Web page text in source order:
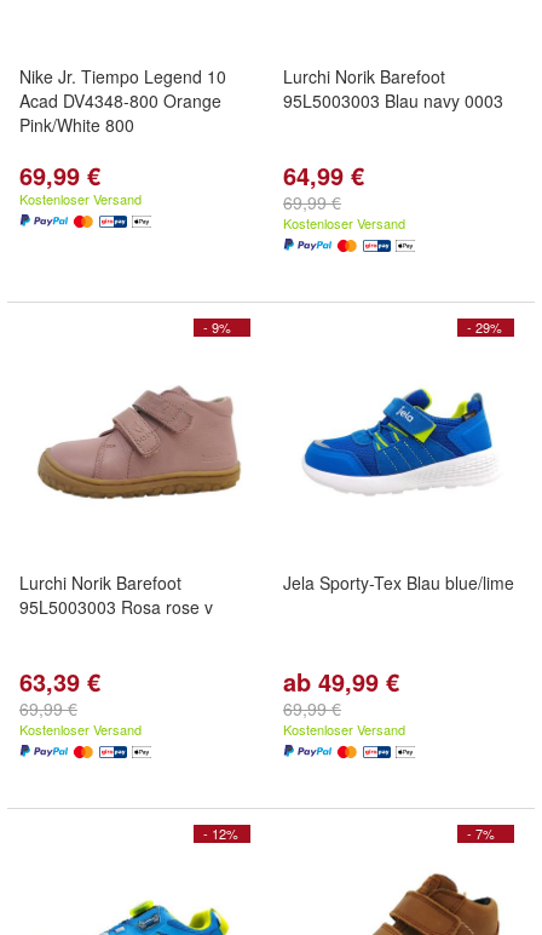
Nike Jr. Tiempo Legend 10
Acad DV4348-800 Orange
Pink/White 800
69,99 €
Kostenloser Versand
Lurchi Norik Barefoot
95L5003003 Blau navy 0003
64,99 €
69,99 €
Kostenloser Versand
- 9%
Lurchi Norik Barefoot
95L5003003 Rosa rose v
63,39 €
69,99 €
Kostenloser Versand
- 29%
Jela Sporty-Tex Blau blue/lime
ab 49,99 €
69,99 €
Kostenloser Versand
- 12% - 7%